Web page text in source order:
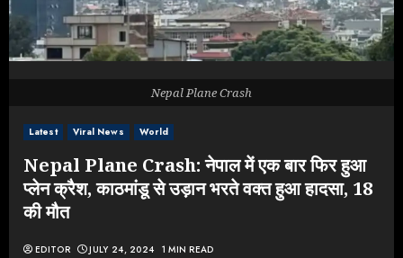
Latest Viral News World
Nepal Plane Crash: नेपाल में एक बार फिर हुआ
प्लेन क्रैश, काठमांडू से उड़ान भरते वक्त हुआ हादसा, 18
की मौत
EDITOR JULY 24, 2024 1 MIN READ
Nepal Plane Crash